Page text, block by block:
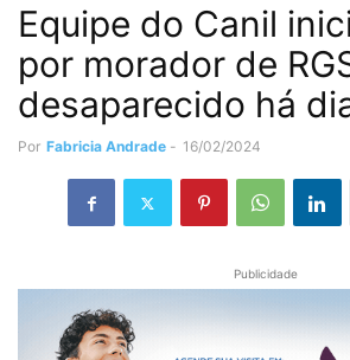
Equipe do Canil
por morador de
desaparecido há
Por Fabricia Andrade - 16/02/2024
Publicidade